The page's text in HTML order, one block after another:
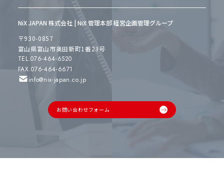
NiX JAPAN 株式会社 | NiX 管理本部 経営企画管理グループ
〒930-0857
富山県富山市奥田新町1番23号
TEL.076-464-6520
FAX.076-464-6671
info@nix-japan.co.jp
お問い合わせフォーム